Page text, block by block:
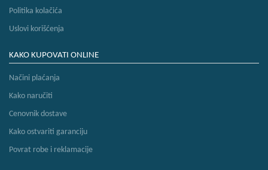
Politika kolačića
Uslovi korišćenja
KAKO KUPOVATI ONLINE
Načini plaćanja
Kako naručiti
Cenovnik dostave
Kako ostvariti garanciju
Povrat robe i reklamacije